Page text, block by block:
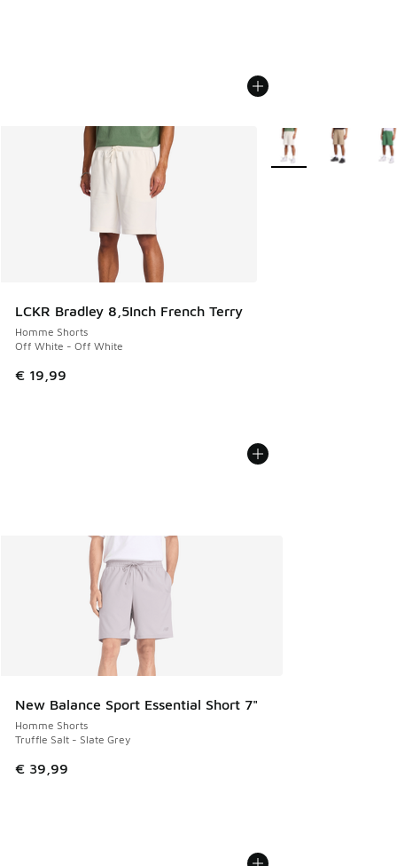
LCKR Bradley 8,5Inch French Terry
Homme Shorts
Off White - Off White
€ 19,99
Plus de couleurs
New Balance Sport Essential Short 7"
Homme Shorts
Truffle Salt - Slate Grey
€ 39,99